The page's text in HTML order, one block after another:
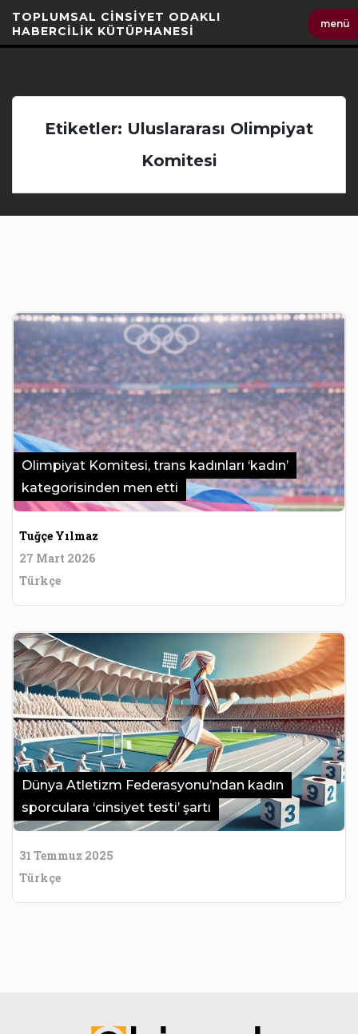
Geç
TOPLUMSAL CİNSİYET ODAKLI
HABERCİLİK KÜTÜPHANESİ
menü
Etiketler: Uluslararası Olimpiyat
Komitesi
Olimpiyat Komitesi, trans kadınları ‘kadın’
kategorisinden men etti
Tuğçe Yılmaz
27 Mart 2026
Türkçe
Dünya Atletizm Federasyonu’ndan kadın
sporculara ‘cinsiyet testi’ şartı
31 Temmuz 2025
Türkçe